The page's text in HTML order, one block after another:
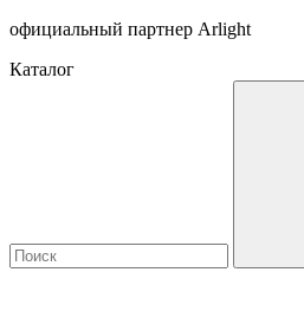
официальный партнер Arlight
Каталог